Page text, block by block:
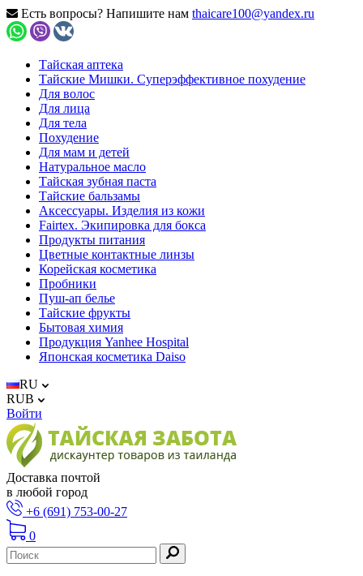
Есть вопросы? Напишите нам thaicare100@yandex.ru
Тайская аптека
Тайские Мишки. Суперэффективное похудение
Для волос
Для лица
Для тела
Похудение
Для мам и детей
Натуральное масло
Тайская зубная паста
Тайские бальзамы
Аксессуары. Изделия из кожи
Fairtex. Экипировка для бокса
Продукты питания
Цветные контактные линзы
Корейская косметика
Пробники
Пуш-ап белье
Тайские фрукты
Бытовая химия
Продукция Yanhee Hospital
Японская косметика Daiso
RU
RUB
Войти
Доставка почтой
в любой город
+6 (691) 753-00-27
0